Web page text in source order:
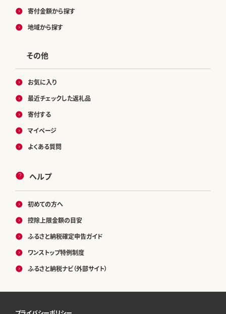
寄付金額から探す
地域から探す
その他
お気に入り
最近チェックした返礼品
寄付する
マイページ
よくある質問
ヘルプ
初めての方へ
控除上限金額の目安
ふるさと納税確定申告ガイド
ワンストップ特例制度
ふるさと納税ナビ（外部サイト）